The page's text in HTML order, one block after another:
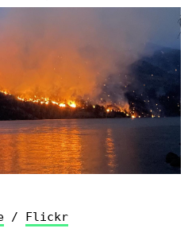
/ Flickr